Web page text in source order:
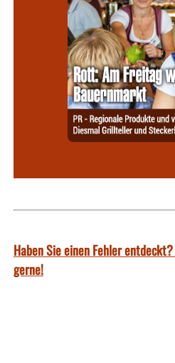
Haben Sie einen Fehler
gerne!